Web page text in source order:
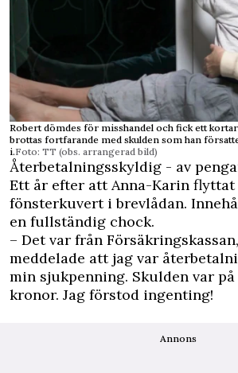
Robert dömdes för misshandel och fick ett
brottas fortfarande med skulden som han
i.Foto: TT (obs. arrangerad bild)
Återbetalningsskyldig - av
Ett år efter att Anna-Karin
fönsterkuvert i brevlådan.
en fullständig chock.
– Det var från
meddelade att jag var
min sjukpenning. Skulden var på
kronor. Jag förstod ingenting!
Annons